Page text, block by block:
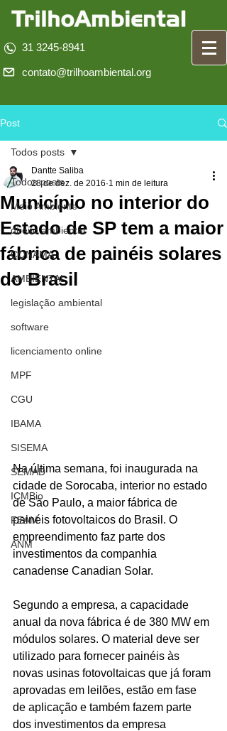
31 3245-8941
contato@trilhoambiental.org
Post
Todos posts
Meio Ambiente
direito ambiental
CONAMA
AMBIENTAL
legislação ambiental
software
licenciamento online
MPF
CGU
IBAMA
SISEMA
SEMAD
ICMBio
FEAM
ANM
Todos posts
Município no interior do
Estado de SP tem a maior
fábrica de painéis solares
do Brasil
Dantte Saliba
28 de dez. de 2016 1 min de leitura
Na última semana, foi inaugurada na
cidade de Sorocaba, interior no estado
de São Paulo, a maior fábrica de
painéis fotovoltaicos do Brasil. O
empreendimento faz parte dos
investimentos da companhia
canadense Canadian Solar.
Segundo a empresa, a capacidade
anual da nova fábrica é de 380 MW em
módulos solares. O material deve ser
utilizado para fornecer painéis às
novas usinas fotovoltaicas que já foram
aprovadas em leilões, estão em fase
de aplicação e também fazem parte
dos investimentos da empresa